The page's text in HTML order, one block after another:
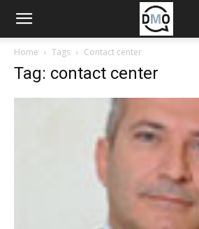
Home Tags Contact center
Tag: contact center